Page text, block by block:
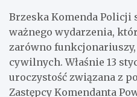
Brzeska Komenda Policji
ważnego wydarzenia,
zarówno
cywilnych. Właśnie 13
uroczystość związana z
Zastępcy Komendanta